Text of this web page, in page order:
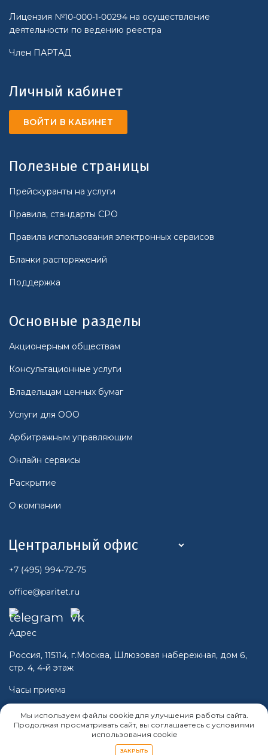
Мы используем файлы cookie для улучшения работы сайта.
Продолжая просматривать сайт, вы соглашаетесь с условиями
использования cookie
ЗАКРЫТЬ
Лицензия №10-000-1-00294 на осуществление
деятельности по ведению реестра
Член ПАРТАД
Личный кабинет
ВОЙТИ В КАБИНЕТ
Полезные страницы
Прейскуранты на услуги
Правила, стандарты СРО
Правила использования электронных сервисов
Бланки распоряжений
Поддержка
Основные разделы
Акционерным обществам
Консультационные услуги
Владельцам ценных бумаг
Услуги для ООО
Арбитражным управляющим
Онлайн сервисы
Раскрытие
О компании
+7 (495) 994-72-75
office@paritet.ru
Адрес
Россия, 115114, г.Москва, Шлюзовая набережная, дом 6,
стр. 4, 4-й этаж
Часы приема
Пн-Чт 10:00 - 16:00
Пт 10:00 -15:00